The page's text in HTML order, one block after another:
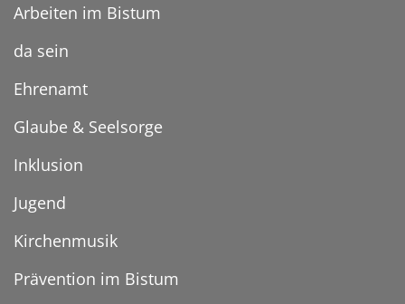
Arbeiten im Bistum
da sein
Ehrenamt
Glaube & Seelsorge
Inklusion
Jugend
Kirchenmusik
Prävention im Bistum